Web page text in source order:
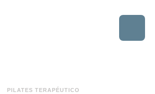
PILATES TERAPÉUTICO